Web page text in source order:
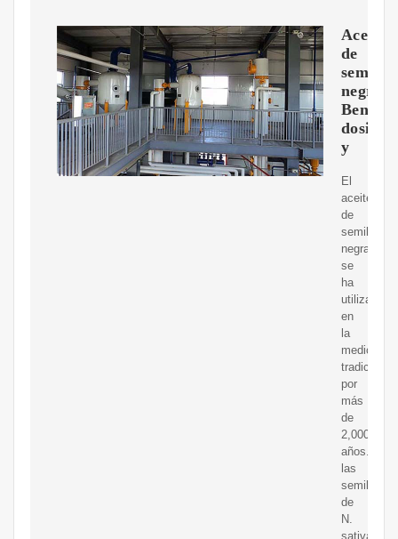
Aceite
de
semilla
negra:
dosis
y
El
aceite
de
semilla
negra
se
ha
utilizado
en
la
medicina
tradicional
por
más
de
2,000
años.
las
semillas
de
N.
sativa